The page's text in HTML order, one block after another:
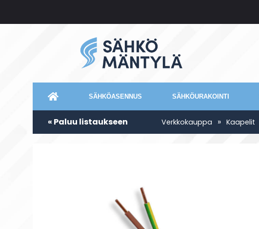
SÄHKÖASENNUS SÄHKÖURAKOINTI
« Paluu listaukseen Verkkokauppa » Kaapelit